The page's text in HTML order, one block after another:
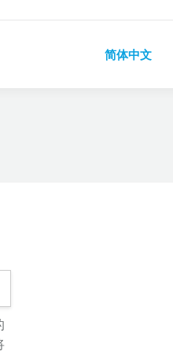
简体中文